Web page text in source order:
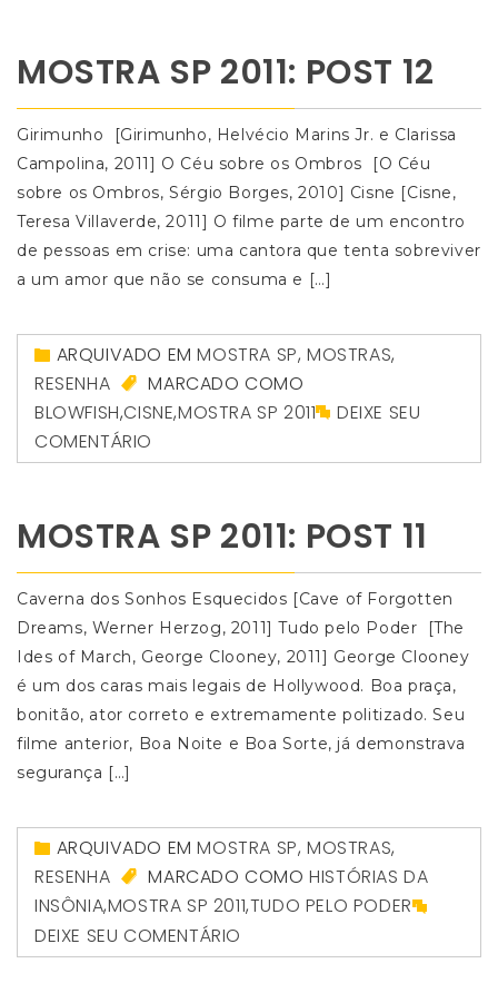
MOSTRA SP 2011: POST 12
Girimunho [Girimunho, Helvécio Marins Jr. e Clarissa
Campolina, 2011] O Céu sobre os Ombros [O Céu
sobre os Ombros, Sérgio Borges, 2010] Cisne [Cisne,
Teresa Villaverde, 2011] O filme parte de um encontro
de pessoas em crise: uma cantora que tenta sobreviver
a um amor que não se consuma e […]
ARQUIVADO EMMOSTRA SP,MOSTRAS,
RESENHA
MARCADO COMO
BLOWFISH,CISNE,MOSTRA SP 2011
DEIXE SEU
COMENTÁRIO
MOSTRA SP 2011: POST 11
Caverna dos Sonhos Esquecidos [Cave of Forgotten
Dreams, Werner Herzog, 2011] Tudo pelo Poder [The
Ides of March, George Clooney, 2011] George Clooney
é um dos caras mais legais de Hollywood. Boa praça,
bonitão, ator correto e extremamente politizado. Seu
filme anterior, Boa Noite e Boa Sorte, já demonstrava
segurança […]
ARQUIVADO EMMOSTRA SP,MOSTRAS,
RESENHA
MARCADO COMOHISTÓRIAS DA
INSÔNIA,MOSTRA SP 2011,TUDO PELO PODER
DEIXE SEU COMENTÁRIO